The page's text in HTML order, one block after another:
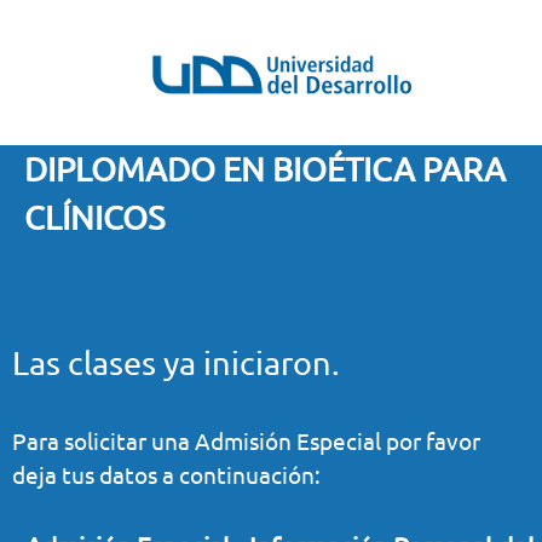
DIPLOMADO EN BIOÉTICA PARA
CLÍNICOS
Las clases ya iniciaron.
Para solicitar una Admisión Especial por favor
deja tus datos a continuación: